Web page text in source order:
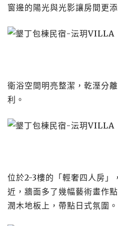
窗邊的陽光與光影讓房間更
衛浴空間明亮整潔，乾溼分
利。
位於2-3樓的「輕奢四人房」
近，牆面多了幾幅藝術畫作
潤木地板上，帶點日式氛圍。